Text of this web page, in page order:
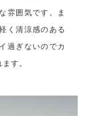
雰囲気です。ま
く清涼感のある
過ぎないのでカ
す。